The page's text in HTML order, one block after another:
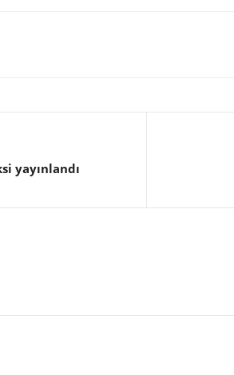
yayınlandı